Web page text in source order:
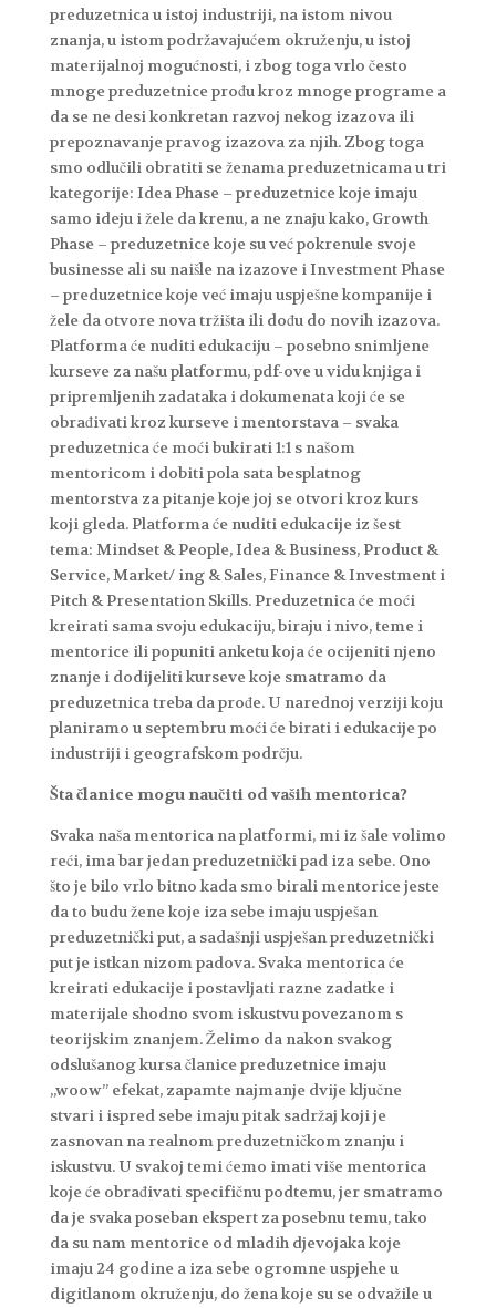
preduzetnica u istoj industriji, na istom nivou
znanja, u istom podržavajućem okruženju, u istoj
materijalnoj mogućnosti, i zbog toga vrlo često
mnoge preduzetnice prođu kroz mnoge programe a
da se ne desi konkretan razvoj nekog izazova ili
prepoznavanje pravog izazova za njih. Zbog toga
smo odlučili obratiti se ženama preduzetnicama u tri
kategorije: Idea Phase – preduzetnice koje imaju
samo ideju i žele da krenu, a ne znaju kako, Growth
Phase – preduzetnice koje su već pokrenule svoje
businesse ali su naišle na izazove i Investment Phase
– preduzetnice koje već imaju uspješne kompanije i
žele da otvore nova tržišta ili dođu do novih izazova.
Platforma će nuditi edukaciju – posebno snimljene
kurseve za našu platformu, pdf-ove u vidu knjiga i
pripremljenih zadataka i dokumenata koji će se
obrađivati kroz kurseve i mentorstava – svaka
preduzetnica će moći bukirati 1:1 s našom
mentoricom i dobiti pola sata besplatnog
mentorstva za pitanje koje joj se otvori kroz kurs
koji gleda. Platforma će nuditi edukacije iz šest
tema: Mindset & People, Idea & Business, Product &
Service, Market/ ing & Sales, Finance & Investment i
Pitch & Presentation Skills. Preduzetnica će moći
kreirati sama svoju edukaciju, biraju i nivo, teme i
mentorice ili popuniti anketu koja će ocijeniti njeno
znanje i dodijeliti kurseve koje smatramo da
preduzetnica treba da prođe. U narednoj verziji koju
planiramo u septembru moći će birati i edukacije po
industriji i geografskom podrčju.
Šta članice mogu naučiti od vaših mentorica?
Svaka naša mentorica na platformi, mi iz šale volimo
reći, ima bar jedan preduzetnički pad iza sebe. Ono
što je bilo vrlo bitno kada smo birali mentorice jeste
da to budu žene koje iza sebe imaju uspješan
preduzetnički put, a sadašnji uspješan preduzetnički
put je istkan nizom padova. Svaka mentorica će
kreirati edukacije i postavljati razne zadatke i
materijale shodno svom iskustvu povezanom s
teorijskim znanjem. Želimo da nakon svakog
odslušanog kursa članice preduzetnice imaju
„woow” efekat, zapamte najmanje dvije ključne
stvari i ispred sebe imaju pitak sadržaj koji je
zasnovan na realnom preduzetničkom znanju i
iskustvu. U svakoj temi ćemo imati više mentorica
koje će obrađivati specifičnu podtemu, jer smatramo
da je svaka poseban ekspert za posebnu temu, tako
da su nam mentorice od mladih djevojaka koje
imaju 24 godine a iza sebe ogromne uspjehe u
digitlanom okruženju, do žena koje su se odvažile u